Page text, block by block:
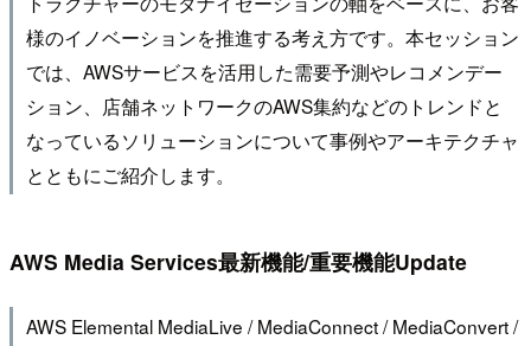
様のイノベーションを推進する考え方です。本セッション
では、AWSサービスを活用した需要予測やレコメンデー
ション、店舗ネットワークのAWS集約などのトレンドと
なっているソリューションについて事例やアーキテクチャ
とともにご紹介します。
AWS Media Services最新機能/重要機能Update
AWS Elemental MediaLive / MediaConnect / MediaConvert /